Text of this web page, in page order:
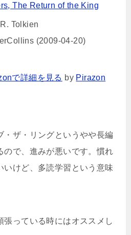
The Return of the King
Tolkien
(2009-04-20)
で詳細を見る by Pirazon
・ザ・リングというやや長編
ので、進みが悪いです。慣れ
いけど、多読学習という意味
張っている時にはオススメし